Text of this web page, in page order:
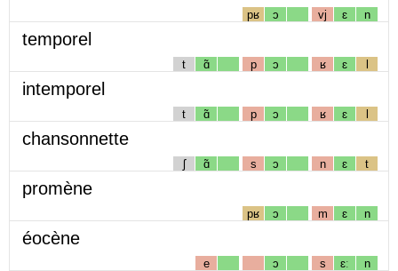
pʁ ɔ vj ɛ n
temporel
t ɑ̃ p ɔ ʁ ɛ l
intemporel
t ɑ̃ p ɔ ʁ ɛ l
chansonnette
ʃ ɑ̃ s ɔ n ɛ t
promène
pʁ ɔ m ɛ n
éocène
e ɔ s ɛː n